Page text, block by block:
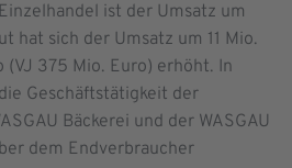
ist der Umsatz um
hat sich der Umsatz um 11 Mio.
(VJ 375 Mio. Euro) erhöht. In
Geschäftstätigkeit der
Bäckerei und der WASGAU
dem Endverbraucher